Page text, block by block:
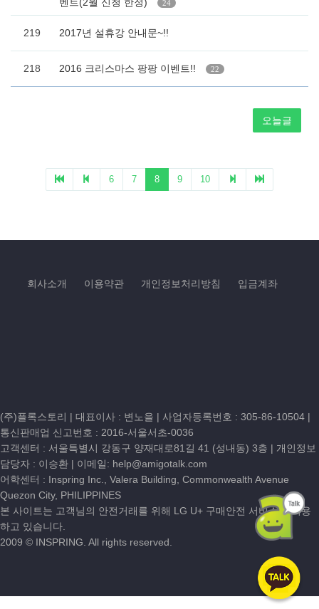
회사소개 이용약관 개인정보처리방침 입금계좌
(주)플록스토리 | 대표이사 : 변노을 | 사업자등록번호 : 305-86-10504 |
통신판매업 신고번호 : 2016-서울서초-0036
고객센터 : 서울특별시 강동구 양재대로81길 41 (성내동) 3층 | 개인정보
담당자 : 이승환 | 이메일: help@amigotalk.com
어학센터 : Inspring Inc., Valera Building, Commonwealth Avenue
Quezon City, PHILIPPINES
본 사이트는 고객님의 안전거래를 위해 LG U+ 구매안전 서비스를 이용
하고 있습니다.
2009 © INSPRING. All rights reserved.